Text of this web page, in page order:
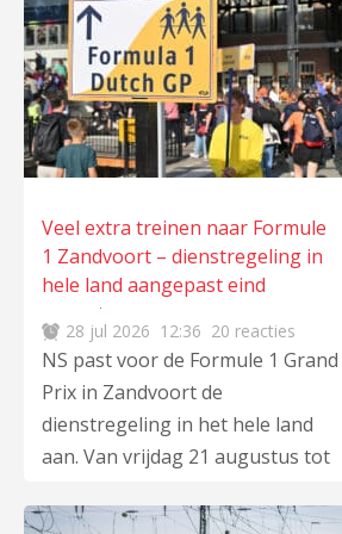
meer…
maatregelen wel deels werkten.
Volgens ProRail toont de
evaluatie dat langdurig
winterweer bestaande
kwetsbaarheden in het
spoorsysteem zichtbaar maakt
en versterkt. Het gaat dan onder
meer om het onderhoud van
wisselverwarming, operationele
besluitvorming,
informatievoorziening en
samenwerking in de spoorsector.
infrastructuur, logistiek en
operatie tegelijk onder druk
staan, kunnen verstoringen
Veel extra treinen naar Formule
1 Zandvoort – dienstregeling in
hele land aangepast eind
augustus
28 jul 2026 12:36 20 reacties
NS past voor de Formule 1 Grand
Prix in Zandvoort de
dienstregeling in het hele land
aan. Van vrijdag 21 augustus tot
verwacht het spoorbedrijf